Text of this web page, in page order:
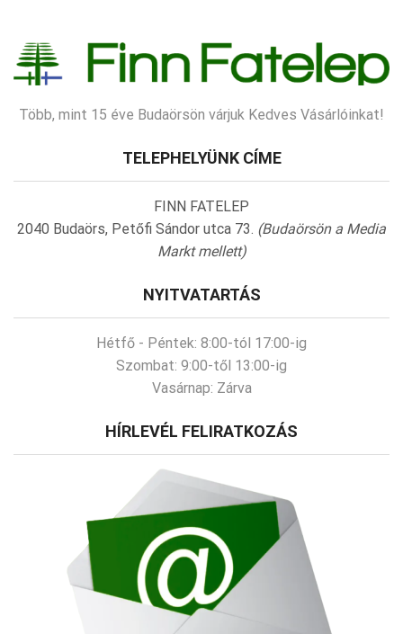
Több, mint 15 éve Budaörsön várjuk Kedves Vásárlóinkat!
TELEPHELYÜNK CÍME
FINN FATELEP
2040 Budaörs, Petőfi Sándor utca 73. (Budaörsön a Media
Markt mellett)
NYITVATARTÁS
Hétfő - Péntek: 8:00-tól 17:00-ig
Szombat: 9:00-től 13:00-ig
Vasárnap: Zárva
HÍRLEVÉL FELIRATKOZÁS